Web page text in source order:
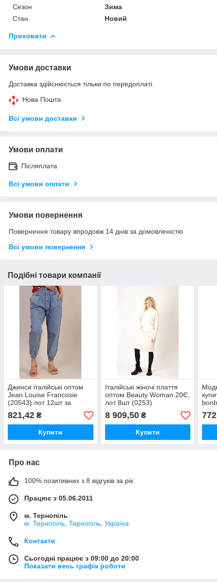
Сезон
Зима
Стан
Новий
Приховати
Умови доставки
Доставка здійснюється тільки по передоплаті.
Нова Пошта
Всі умови доставки
Умови оплати
Післяплата
Всі умови оплати
Умови повернення
Повернення товару впродовж 14 днів за домовленістю
Всі умови повернення
Подібні товари компанії
Джинси італійські оптом
Jean Louise Francosie
(20543) лот 12шт за
15.95Є
821,42 ₴
Купити
Італійські жіночі плаття
оптом Beauty Woman 20Є,
лот 8шт (0253)
8 909,50₴
Купити
15
Про нас
100% позитивних з 8 відгуків за рік
Працює з 05.06.2011
м. Тернопіль
м. Тернопіль, Тернопіль, Україна
Контакти
Сьогодні працює з 09:00 до 20:00
Показати весь графік роботи